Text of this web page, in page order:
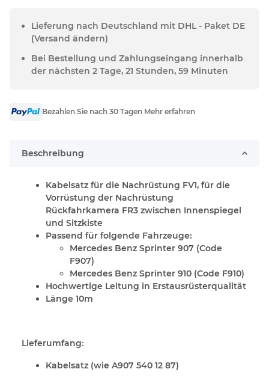
Lieferung nach Deutschland mit DHL - Paket DE
(Versand ändern)
Bei Bestellung und Zahlungseingang innerhalb
der nächsten 2 Tage, 21 Stunden, 59 Minuten
Bezahlen Sie nach 30 Tagen Mehr erfahren
Beschreibung
Kabelsatz für die Nachrüstung FV1, für die
Vorrüstung der Nachrüstung
Rückfahrkamera FR3 zwischen Innenspiegel
und Sitzkiste
Passend für folgende Fahrzeuge:
Mercedes Benz Sprinter 907 (Code
F907)
Mercedes Benz Sprinter 910 (Code F910)
Hochwertige Leitung in Erstausrüsterqualität
Länge 10m
Lieferumfang:
Kabelsatz (wie A907 540 12 87)